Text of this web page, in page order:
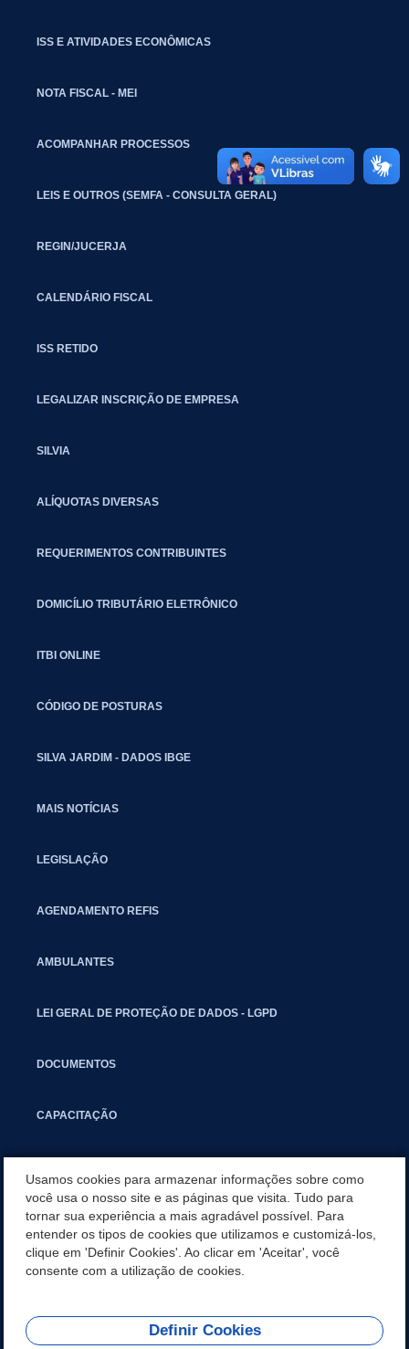
ISS E ATIVIDADES ECONÔMICAS
NOTA FISCAL - MEI
ACOMPANHAR PROCESSOS
LEIS E OUTROS (SEMFA - CONSULTA GERAL)
REGIN/JUCERJA
CALENDÁRIO FISCAL
ISS RETIDO
LEGALIZAR INSCRIÇÃO DE EMPRESA
SILVIA
ALÍQUOTAS DIVERSAS
REQUERIMENTOS CONTRIBUINTES
DOMICÍLIO TRIBUTÁRIO ELETRÔNICO
ITBI ONLINE
CÓDIGO DE POSTURAS
SILVA JARDIM - DADOS IBGE
MAIS NOTÍCIAS
LEGISLAÇÃO
AGENDAMENTO REFIS
AMBULANTES
LEI GERAL DE PROTEÇÃO DE DADOS - LGPD
DOCUMENTOS
CAPACITAÇÃO
GUIA RÁPIDO
SALA DO EMPREENDEDOR
Usamos cookies para armazenar informações sobre como
você usa o nosso site e as páginas que visita. Tudo para
tornar sua experiência a mais agradável possível. Para
entender os tipos de cookies que utilizamos e customizá-los,
clique em 'Definir Cookies'. Ao clicar em 'Aceitar', você
consente com a utilização de cookies.
Definir Cookies